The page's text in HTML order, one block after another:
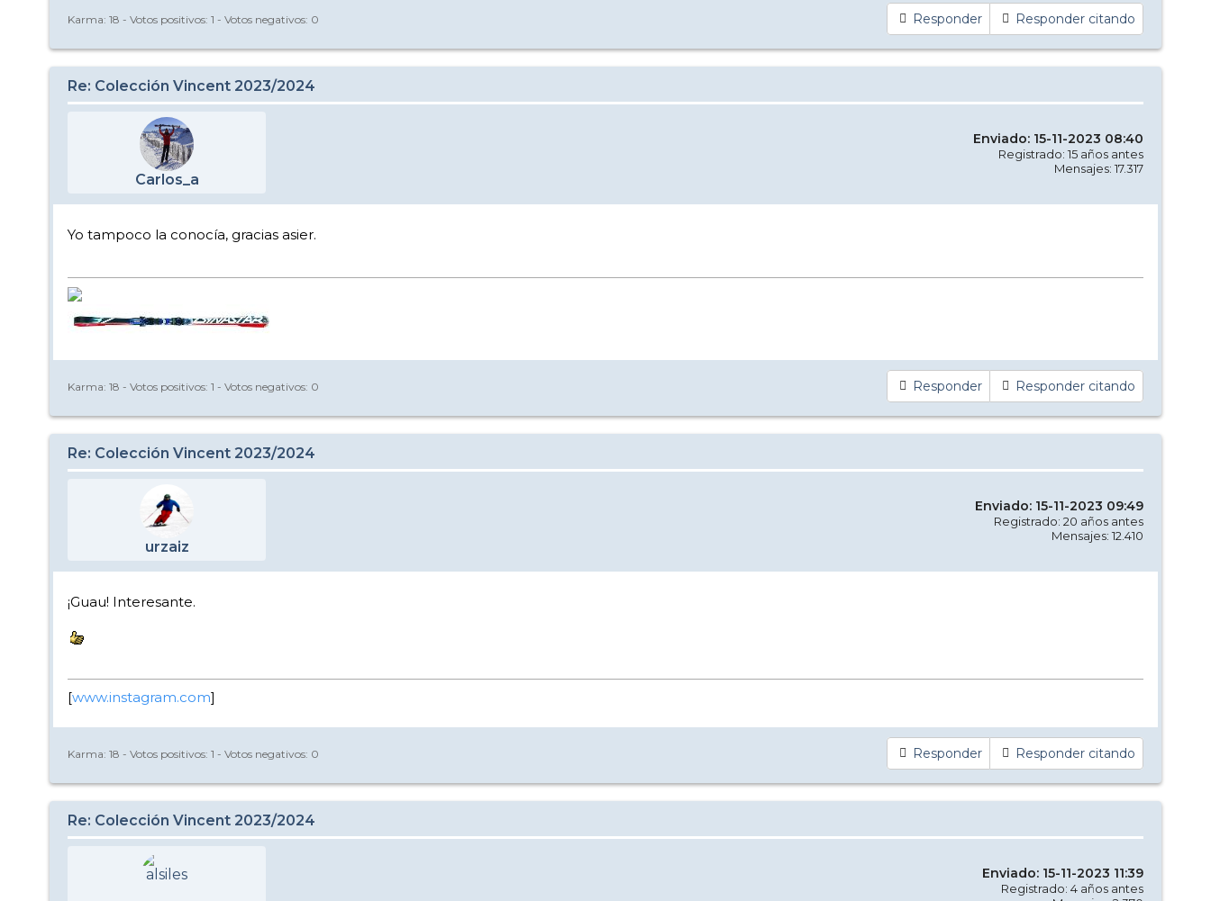
Responder Responder citando
Karma: 18 - Votos positivos: 1 - Votos negativos: 0
Re: Colección Vincent 2023/2024
Carlos_a
Enviado: 15-11-2023 08:40
Registrado: 15 años antes
Mensajes: 17.317
Yo tampoco la conocía, gracias asier.
Responder Responder citando
Karma: 18 - Votos positivos: 1 - Votos negativos: 0
Re: Colección Vincent 2023/2024
urzaiz
Enviado: 15-11-2023 09:49
Registrado: 20 años antes
Mensajes: 12.410
¡Guau! Interesante.
[www.instagram.com]
Responder Responder citando
Karma: 18 - Votos positivos: 1 - Votos negativos: 0
Re: Colección Vincent 2023/2024
Enviado: 15-11-2023 11:39
Registrado: 4 años antes